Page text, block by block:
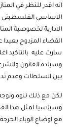
انه اقدر للنظر في
الاساسي الفلسطيني
الادارية لخصوصية
القضاء المزدوج بعيدا
سارت عليه بالتاكيد
وسيادة القانون
بين السلطات وعدم
لكن مع ذلك ننوه
وسياسيا لمثل هذا
مع اوضاع الوباء